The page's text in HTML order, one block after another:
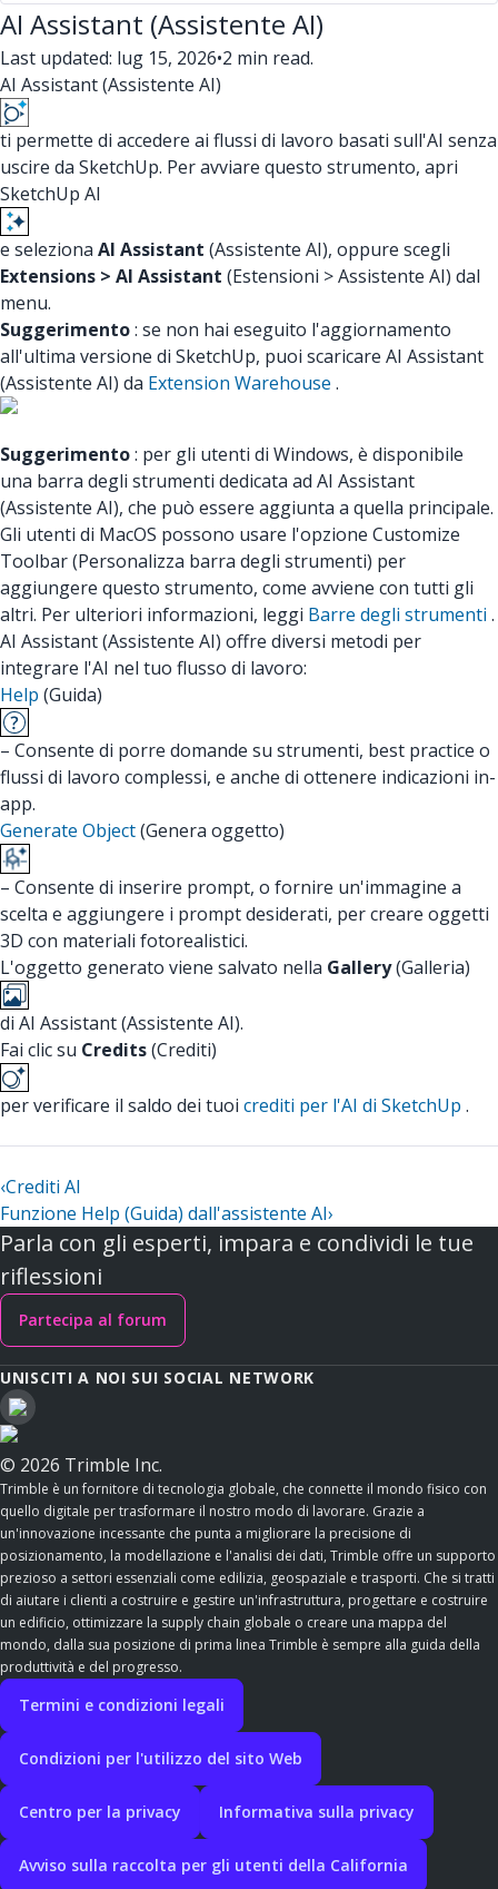
AI Assistant (Assistente AI)
Last updated: lug 15, 2026•2 min read.
AI Assistant (Assistente AI)
ti permette di accedere ai flussi di lavoro basati sull'AI senza
uscire da SketchUp. Per avviare questo strumento, apri
SketchUp AI
e seleziona AI Assistant (Assistente AI), oppure scegli
Extensions > AI Assistant (Estensioni > Assistente AI) dal
menu.
Suggerimento: se non hai eseguito l'aggiornamento
all'ultima versione di SketchUp, puoi scaricare AI Assistant
(Assistente AI) da Extension Warehouse .
Suggerimento: per gli utenti di Windows, è disponibile
una barra degli strumenti dedicata ad AI Assistant
(Assistente AI), che può essere aggiunta a quella principale.
Gli utenti di MacOS possono usare l'opzione Customize
Toolbar (Personalizza barra degli strumenti) per
aggiungere questo strumento, come avviene con tutti gli
altri. Per ulteriori informazioni, leggi Barre degli strumenti .
AI Assistant (Assistente AI) offre diversi metodi per
integrare l'AI nel tuo flusso di lavoro:
Help (Guida)
– Consente di porre domande su strumenti, best practice o
flussi di lavoro complessi, e anche di ottenere indicazioni in-
app.
Generate Object(Genera oggetto)
– Consente di inserire prompt, o fornire un'immagine a
scelta e aggiungere i prompt desiderati, per creare oggetti
3D con materiali fotorealistici.
L'oggetto generato viene salvato nella Gallery(Galleria)
di AI Assistant (Assistente AI).
Fai clic su Credits(Crediti)
per verificare il saldo dei tuoi crediti per l'AI di SketchUp .
‹Crediti AI
Funzione Help (Guida) dall'assistente AI›
Parla con gli esperti, impara e condividi le tue
riflessioni
Partecipa al forum
UNISCITI A NOI SUI SOCIAL NETWORK
© 2026 Trimble Inc.
Trimble è un fornitore di tecnologia globale, che connette il mondo fisico con
quello digitale per trasformare il nostro modo di lavorare. Grazie a
un'innovazione incessante che punta a migliorare la precisione di
posizionamento, la modellazione e l'analisi dei dati, Trimble offre un supporto
prezioso a settori essenziali come edilizia, geospaziale e trasporti. Che si tratti
di aiutare i clienti a costruire e gestire un'infrastruttura, progettare e costruire
un edificio, ottimizzare la supply chain globale o creare una mappa del
mondo, dalla sua posizione di prima linea Trimble è sempre alla guida della
produttività e del progresso.
Termini e condizioni legali
Condizioni per l'utilizzo del sito Web
Centro per la privacy Informativa sulla privacy
Avviso sulla raccolta per gli utenti della California